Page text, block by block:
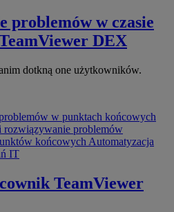
problemów w czasie
DEX
dotkną one użytkowników.
w punktach końcowych
rozwiązywanie problemów
końcowych Automatyzacja
IT
TeamViewer